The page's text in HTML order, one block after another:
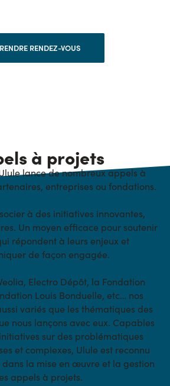
RENDEZ-VOUS
à projets
lance de nombreux appels à
entreprises ou fondations.
à des initiatives innovantes,
Un moyen efficace pour soutenir
répondent à leurs enjeux et
de façon engagée.
Electro Dépôt, la Fondation
Louis Bonduelle, etc… nos
variés que les thématiques des
nous lançons avec eux. Capables
sur des problématiques
et complexes, Ulule est reconnu
dans la mise en œuvre et la gestion
appels à projets.